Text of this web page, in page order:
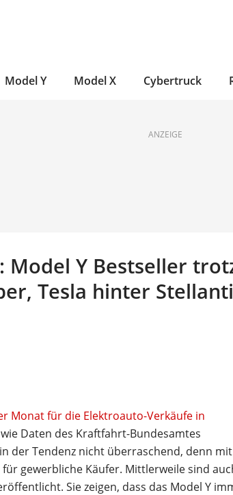
Model Y Model X Cybertruck
ANZEIGE
Model Y Bestseller
Tesla hinter
Monat für die Elektroauto-Verkäufe in
Daten des Kraftfahrt-Bundesamtes
der Tendenz nicht überraschend, denn mit
gewerbliche Käufer. Mittlerweile sind
Sie zeigen, dass das Model Y